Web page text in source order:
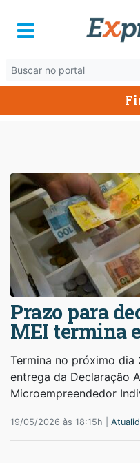
Prazo para
MEI termina
Termina no próximo
entrega da Declaração
Microempreendedor
19/05/2026 às 18:15h |